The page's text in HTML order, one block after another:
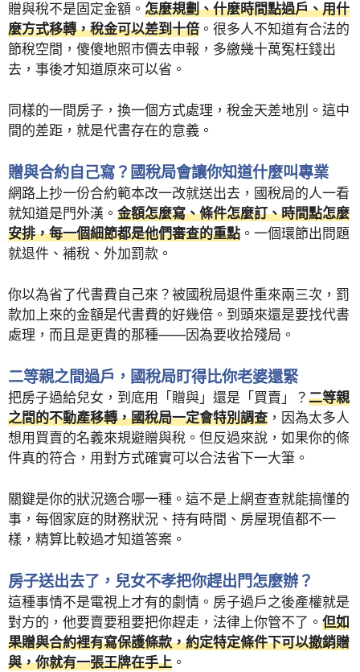
贈與稅不是固定金額。 怎麼規劃、什麼時間點過戶、用什
麼方式移轉，稅金可以差到十倍 。很多人不知道有合法的
節稅空間，傻傻地照市價去申報，多繳幾十萬冤枉錢出
去，事後才知道原來可以省。
同樣的一間房子，換一個方式處理，稅金天差地別。這中
間的差距，就是代書存在的意義。
贈與合約自己寫？國稅局會讓你知道什麼叫專業
網路上抄一份合約範本改一改就送出去，國稅局的人一看
就知道是門外漢。 金額怎麼寫、條件怎麼訂、時間點怎麼
安排，每一個細節都是他們審查的重點 。一個環節出問題
就退件、補稅、外加罰款。
你以為省了代書費自己來？被國稅局退件重來兩三次，罰
款加上來的金額是代書費的好幾倍。到頭來還是要找代書
處理，而且是更貴的那種——因為要收拾殘局。
二等親之間過戶，國稅局盯得比你老婆還緊
把房子過給兒女，到底用「贈與」還是「買賣」？ 二等親
之間的不動產移轉，國稅局一定會特別調查 ，因為太多人
想用買賣的名義來規避贈與稅。但反過來說，如果你的條
件真的符合，用對方式確實可以合法省下一大筆。
關鍵是你的狀況適合哪一種。這不是上網查查就能搞懂的
事，每個家庭的財務狀況、持有時間、房屋現值都不一
樣，精算比較過才知道答案。
房子送出去了，兒女不孝把你趕出門怎麼辦？
這種事情不是電視上才有的劇情。房子過戶之後產權就是
對方的，他要賣要租要把你趕走，法律上你管不了。 但如
果贈與合約裡有寫保護條款，約定特定條件下可以撤銷贈
與，你就有一張王牌在手上 。